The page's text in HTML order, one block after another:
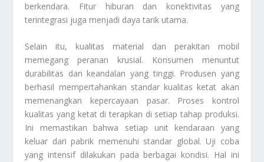
berkendara. Fitur hiburan dan konektivitas yang
terintegrasi juga menjadi daya tarik utama.
Selain itu, kualitas material dan perakitan mobil
memegang peranan krusial. Konsumen menuntut
durabilitas dan keandalan yang tinggi. Produsen yang
berhasil mempertahankan standar kualitas ketat akan
memenangkan kepercayaan pasar. Proses kontrol
kualitas yang ketat di terapkan di setiap tahap produksi.
Ini memastikan bahwa setiap unit kendaraan yang
keluar dari pabrik memenuhi standar global. Uji coba
yang intensif dilakukan pada berbagai kondisi. Hal ini